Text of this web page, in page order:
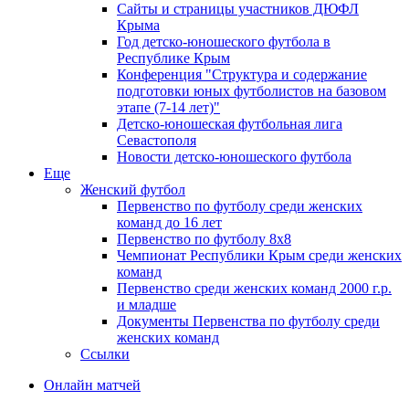
Сайты и страницы участников ДЮФЛ
Крыма
Год детско-юношеского футбола в
Республике Крым
Конференция "Структура и содержание
подготовки юных футболистов на базовом
этапе (7-14 лет)"
Детско-юношеская футбольная лига
Севастополя
Новости детско-юношеского футбола
Еще
Женский футбол
Первенство по футболу среди женских
команд до 16 лет
Первенство по футболу 8х8
Чемпионат Республики Крым среди женских
команд
Первенство среди женских команд 2000 г.р.
и младше
Документы Первенства по футболу среди
женских команд
Ссылки
Онлайн матчей